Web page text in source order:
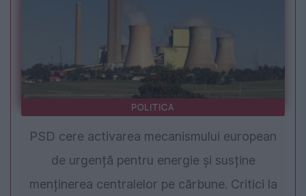
POLITICA
PSD cere activarea mecanismului european
de urgență pentru energie și susține
menținerea centralelor pe cărbune. Critici la